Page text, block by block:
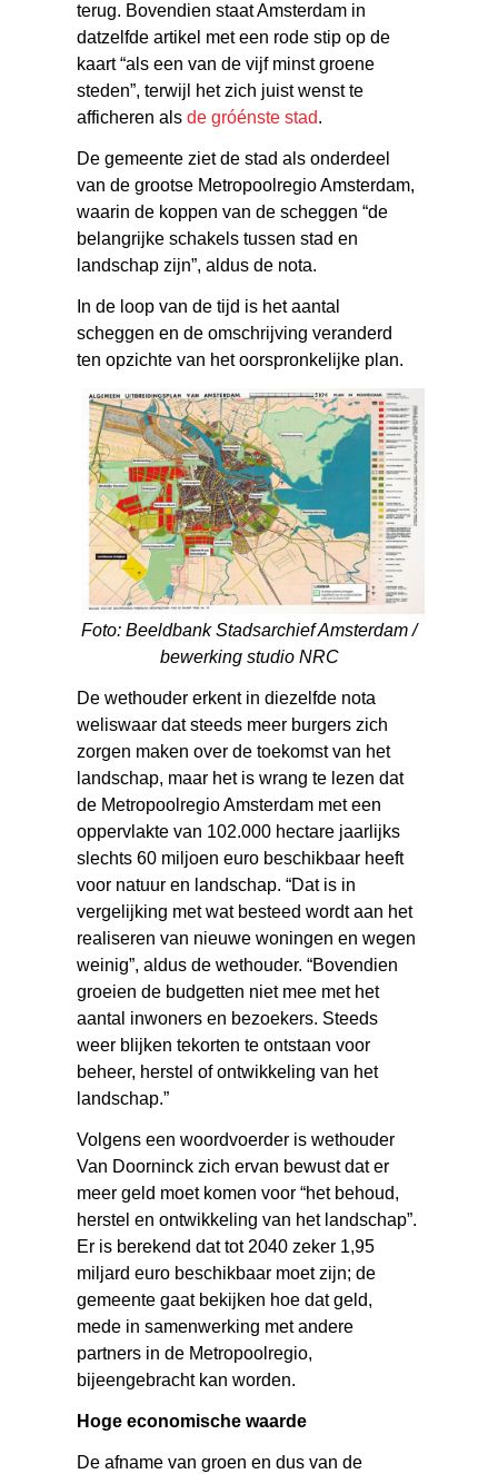
terug. Bovendien staat Amsterdam in
datzelfde artikel met een rode stip op de
kaart “als een van de vijf minst groene
steden”, terwijl het zich juist wenst te
afficheren alsde gróénste stad.
De gemeente ziet de stad als onderdeel
van de grootse Metropoolregio Amsterdam,
waarin de koppen van de scheggen “de
belangrijke schakels tussen stad en
landschap zijn”, aldus de nota.
In de loop van de tijd is het aantal
scheggen en de omschrijving veranderd
ten opzichte van het oorspronkelijke plan.
Foto: Beeldbank Stadsarchief Amsterdam /
bewerking studio NRC
De wethouder erkent in diezelfde nota
weliswaar dat steeds meer burgers zich
zorgen maken over de toekomst van het
landschap, maar het is wrang te lezen dat
de Metropoolregio Amsterdam met een
oppervlakte van 102.000 hectare jaarlijks
slechts 60 miljoen euro beschikbaar heeft
voor natuur en landschap. “Dat is in
vergelijking met wat besteed wordt aan het
realiseren van nieuwe woningen en wegen
weinig”, aldus de wethouder. “Bovendien
groeien de budgetten niet mee met het
aantal inwoners en bezoekers. Steeds
weer blijken tekorten te ontstaan voor
beheer, herstel of ontwikkeling van het
landschap.”
Volgens een woordvoerder is wethouder
Van Doorninck zich ervan bewust dat er
meer geld moet komen voor “het behoud,
herstel en ontwikkeling van het landschap”.
Er is berekend dat tot 2040 zeker 1,95
miljard euro beschikbaar moet zijn; de
gemeente gaat bekijken hoe dat geld,
mede in samenwerking met andere
partners in de Metropoolregio,
bijeengebracht kan worden.
Hoge economische waarde
De afname van groen en dus van de